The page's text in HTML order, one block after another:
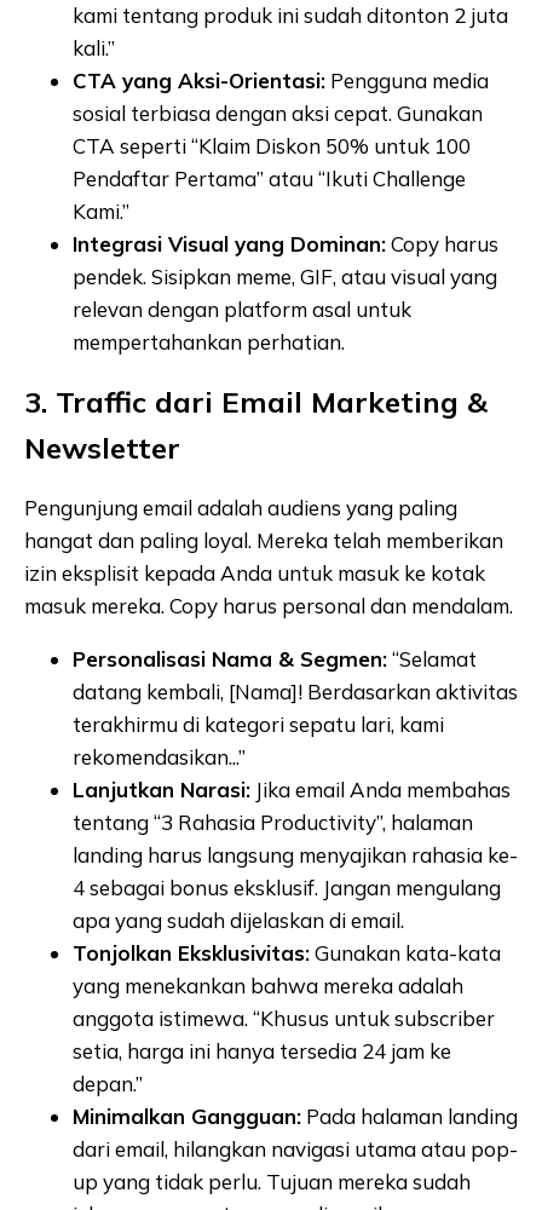
kami tentang produk ini sudah ditonton 2 juta
kali.”
CTA yang Aksi-Orientasi: Pengguna media
sosial terbiasa dengan aksi cepat. Gunakan
CTA seperti “Klaim Diskon 50% untuk 100
Pendaftar Pertama” atau “Ikuti Challenge
Kami.”
Integrasi Visual yang Dominan:Copy harus
pendek. Sisipkan meme, GIF, atau visual yang
relevan dengan platform asal untuk
mempertahankan perhatian.
3. Traffic dari Email Marketing &
Newsletter
Pengunjung email adalah audiens yang paling
hangat dan paling loyal. Mereka telah memberikan
izin eksplisit kepada Anda untuk masuk ke kotak
masuk mereka. Copy harus personal dan mendalam.
Personalisasi Nama & Segmen:“Selamat
datang kembali, [Nama]! Berdasarkan aktivitas
terakhirmu di kategori sepatu lari, kami
rekomendasikan...”
Lanjutkan Narasi: Jika email Anda membahas
tentang “3 Rahasia Productivity”, halaman
landing harus langsung menyajikan rahasia ke-
4 sebagai bonus eksklusif. Jangan mengulang
apa yang sudah dijelaskan di email.
Tonjolkan Eksklusivitas:Gunakan kata-kata
yang menekankan bahwa mereka adalah
anggota istimewa. “Khusus untuk subscriber
setia, harga ini hanya tersedia 24 jam ke
depan.”
Minimalkan Gangguan: Pada halaman landing
dari email, hilangkan navigasi utama atau pop-
up yang tidak perlu. Tujuan mereka sudah